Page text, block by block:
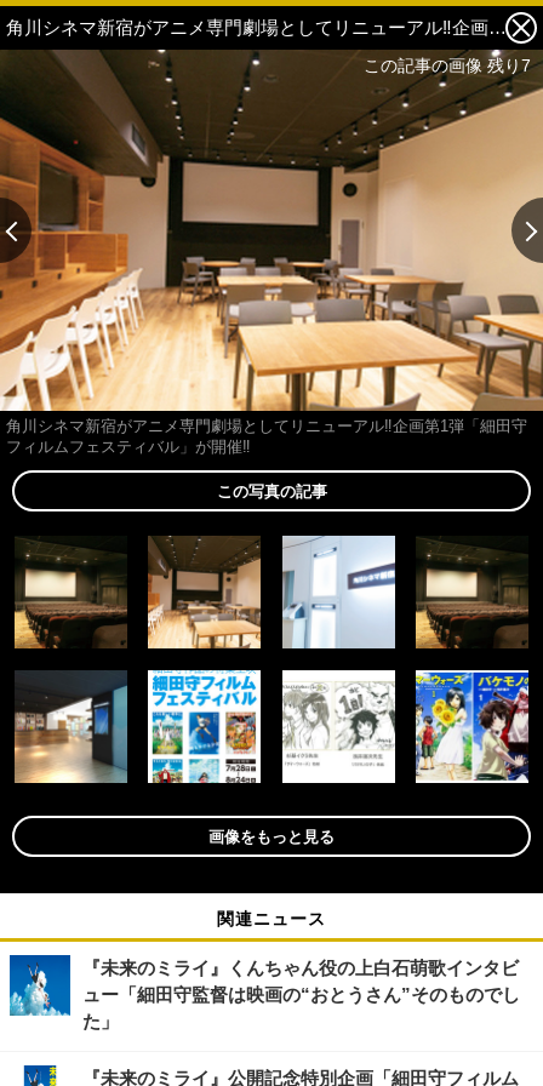
角川シネマ新宿がアニメ専門劇場としてリニューアル‼企画第1弾「細田守フィルムフェスティバル」が開催‼ 2枚目の写真・画像
角川シネマ新宿がアニメ専門劇場としてリニューアル‼企画第1弾「細田守
フィルムフェスティバル」が開催‼
この写真の記事
画像をもっと見る
関連ニュース
『未来のミライ』くんちゃん役の上白石萌歌インタビ
ュー「細田守監督は映画の“おとうさん”そのものでし
た」
『未来のミライ』公開記念特別企画「細田守フィルム
この記事の画像 残り7